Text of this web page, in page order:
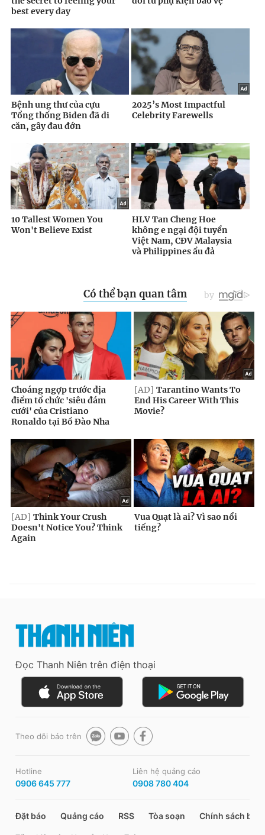
Đọc Thanh Niên trên điện thoại
Theo dõi báo trên
Hotline
0906 645 777
Liên hệ quảng cáo
0908 780 404
Đặt báo Quảng cáo RSS Tòa soạn Chính sách bảo